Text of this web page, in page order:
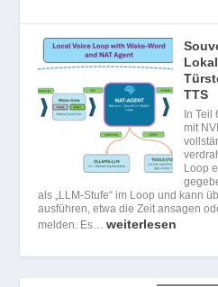
TTS
In Teil
mit
Loop
als „LLM-Stufe“ im Loop und kann
ausführen, etwa die Zeit ansagen
melden. Es…weiterlesen